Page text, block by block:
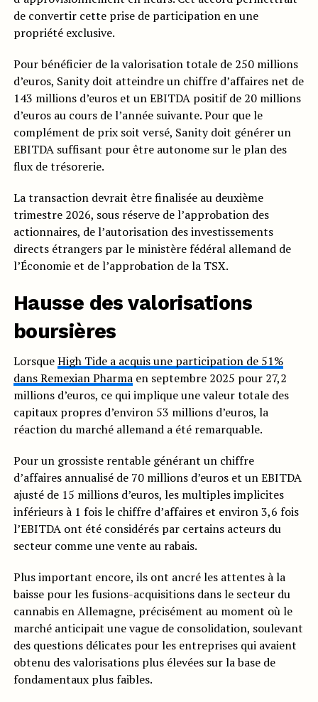
de convertir cette prise de participation en une
propriété exclusive.
Pour bénéficier de la valorisation totale de 250 millions
d’euros, Sanity doit atteindre un chiffre d’affaires net de
143 millions d’euros et un EBITDA positif de 20 millions
d’euros au cours de l’année suivante. Pour que le
complément de prix soit versé, Sanity doit générer un
EBITDA suffisant pour être autonome sur le plan des
flux de trésorerie.
La transaction devrait être finalisée au deuxième
trimestre 2026, sous réserve de l’approbation des
actionnaires, de l’autorisation des investissements
directs étrangers par le ministère fédéral allemand de
l’Économie et de l’approbation de la TSX.
Hausse des valorisations
boursières
LorsqueHigh Tide a acquis une participation de 51%
dans Remexian Pharmaen septembre 2025 pour 27,2
millions d’euros, ce qui implique une valeur totale des
capitaux propres d’environ 53 millions d’euros, la
réaction du marché allemand a été remarquable.
Pour un grossiste rentable générant un chiffre
d’affaires annualisé de 70 millions d’euros et un EBITDA
ajusté de 15 millions d’euros, les multiples implicites
inférieurs à 1 fois le chiffre d’affaires et environ 3,6 fois
l’EBITDA ont été considérés par certains acteurs du
secteur comme une vente au rabais.
Plus important encore, ils ont ancré les attentes à la
baisse pour les fusions-acquisitions dans le secteur du
cannabis en Allemagne, précisément au moment où le
marché anticipait une vague de consolidation, soulevant
des questions délicates pour les entreprises qui avaient
obtenu des valorisations plus élevées sur la base de
fondamentaux plus faibles.